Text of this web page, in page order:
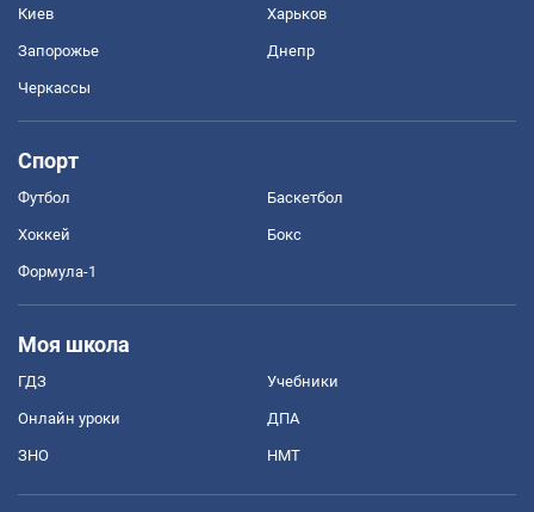
Киев Харьков
Запорожье Днепр
Черкассы
Спорт
Футбол Баскетбол
Хоккей Бокс
Формула-1
Моя школа
ГДЗ Учебники
Онлайн уроки ДПА
ЗНО НМТ